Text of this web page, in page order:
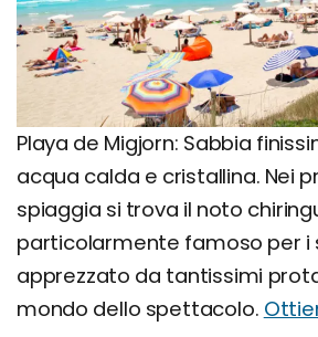
Playa de Migjorn: Sabbia
acqua calda e cristallina. Nei
spiaggia si trova il noto
particolarmente famoso per i
apprezzato da tantissimi
mondo dello spettacolo.